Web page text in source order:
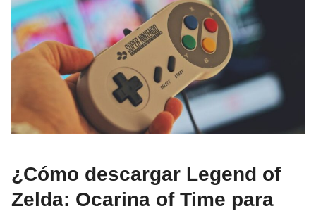
¿Cómo descargar Legend of
Zelda: Ocarina of Time para